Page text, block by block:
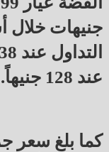
جنيهات خلال
عند 128 جنيهاً.